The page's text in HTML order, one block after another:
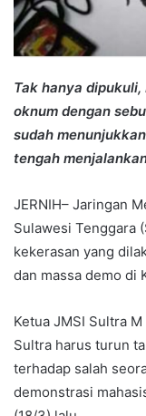
Tak hanya
oknum dengan
sudah
tengah
JERNIH– Jaringan
Sulawesi Tenggara
kekerasan yang
dan massa demo di
Ketua JMSI Sultra
Sultra harus turun
terhadap salah
demonstrasi